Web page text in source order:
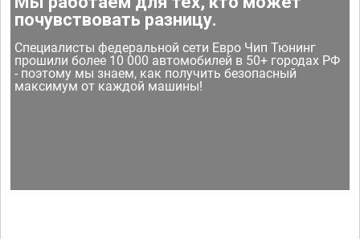
почувствовать разницу.
Специалисты федеральной сети Евро Чип Тюнинг
прошили более 10 000 автомобилей в 50+ городах РФ
- поэтому мы знаем, как получить безопасный
максимум от каждой машины!